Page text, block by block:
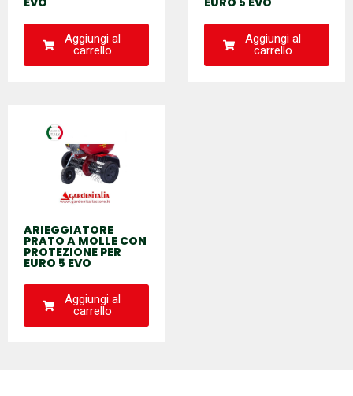
Aggiungi al
carrello
Aggiungi al
carrello
ARIEGGIATORE
PRATO A MOLLE CON
PROTEZIONE PER
EURO 5 EVO
Aggiungi al
carrello